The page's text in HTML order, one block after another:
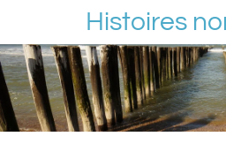
contenu
principal
Histoires